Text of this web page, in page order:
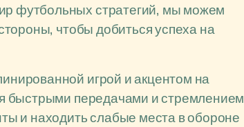
футбольных стратегий, мы можем
чтобы добиться успеха на
игрой и акцентом на
быстрыми передачами и стремлением
и находить слабые места в обороне